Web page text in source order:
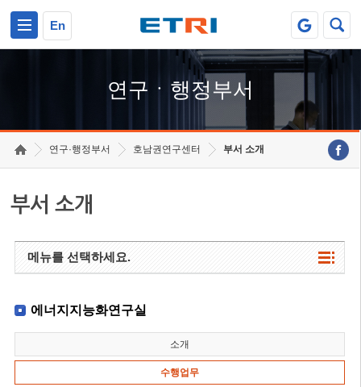
En
연구ㆍ행정부서
연구·행정부서 호남권연구센터 부서 소개
부서 소개
메뉴를 선택하세요.
에너지지능화연구실
소개
수행업무